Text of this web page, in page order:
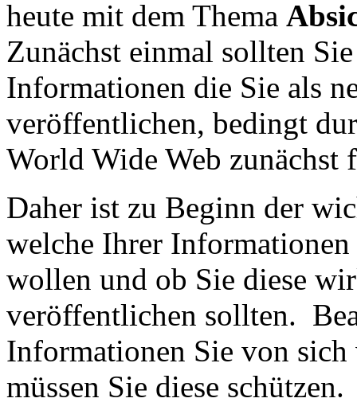
heute mit dem Thema
Zunächst einmal sollten
Informationen die Sie als
veröffentlichen, bedingt
World Wide Web zunächst
Daher ist zu Beginn der
welche Ihrer
wollen und ob Sie diese
veröffentlichen sollten.
Informationen Sie von
müssen Sie diese schützen.